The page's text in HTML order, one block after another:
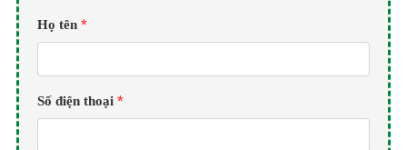
Họ tên *
Số điện thoại *